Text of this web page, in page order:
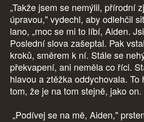
„Takže jsem se nemýlil, přírodní
úpravou," vydechl, aby odlehčil
lano, „moc se mi to líbí, Aiden.
Poslední slova zašeptal. Pak
kroků, směrem k ní. Stále se
překvapení, ani neměla co říci.
hlavou a ztěžka oddychovala. To
tom, že je na tom stejně, jako on.
„Podívej se na mě, Aiden,"